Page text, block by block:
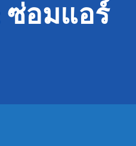
ซ่อมแอร์